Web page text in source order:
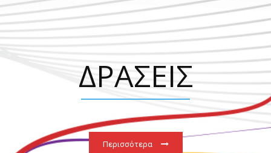
ΔΡΑΣΕΙΣ
Περισσότερα